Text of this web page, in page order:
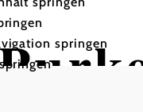
springen